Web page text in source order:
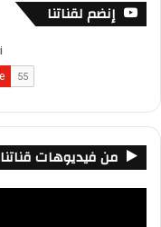
إنضم لقناتنا
من فيديوهات قناتنا